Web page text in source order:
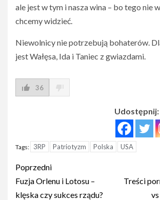
ale jest w tym i nasza wina – bo tego nie
chcemy widzieć.
Niewolnicy nie potrzebują bohaterów.
jest Wałęsa, Ida i Taniec z gwiazdami.
36
Udostępnij:
Tags: 3RP Patriotyzm Polska USA
Post
navigation
Poprzedni
Fuzja Orlenu i Lotosu –
klęska czy sukces rządu?
Treści